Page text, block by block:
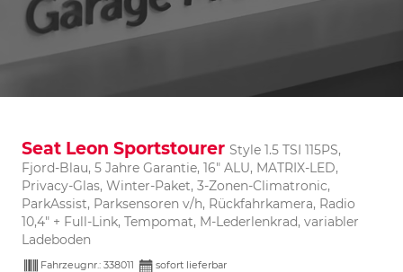
Seat Leon Sportstourer Style 1.5 TSI 115PS,
Fjord-Blau, 5 Jahre Garantie, 16" ALU, MATRIX-LED,
Privacy-Glas, Winter-Paket, 3-Zonen-Climatronic,
ParkAssist, Parksensoren v/h, Rückfahrkamera, Radio
10,4" + Full-Link, Tempomat, M-Lederlenkrad, variabler
Ladeboden
Fahrzeugnr.: 338011
sofort lieferbar